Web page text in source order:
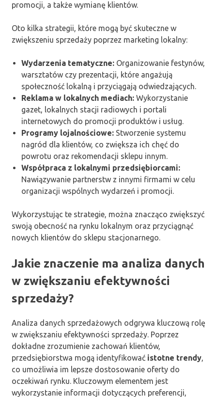
promocji, a także wymianę klientów.
Oto kilka strategii, które mogą być skuteczne w
zwiększeniu sprzedaży poprzez marketing lokalny:
Wydarzenia tematyczne: Organizowanie festynów,
warsztatów czy prezentacji, które angażują
społeczność lokalną i przyciągają odwiedzających.
Reklama w lokalnych mediach: Wykorzystanie
gazet, lokalnych stacji radiowych i portali
internetowych do promocji produktów i usług.
Programy lojalnościowe: Stworzenie systemu
nagród dla klientów, co zwiększa ich chęć do
powrotu oraz rekomendacji sklepu innym.
Współpraca z lokalnymi przedsiębiorcami:
Nawiązywanie partnerstw z innymi firmami w celu
organizacji wspólnych wydarzeń i promocji.
Wykorzystując te strategie, można znacząco zwiększyć
swoją obecność na rynku lokalnym oraz przyciągnąć
nowych klientów do sklepu stacjonarnego.
Jakie znaczenie ma analiza danych
w zwiększaniu efektywności
sprzedaży?
Analiza danych sprzedażowych odgrywa kluczową rolę
w zwiększaniu efektywności sprzedaży. Poprzez
dokładne zrozumienie zachowań klientów,
przedsiębiorstwa mogą identyfikować istotne trendy,
co umożliwia im lepsze dostosowanie oferty do
oczekiwań rynku. Kluczowym elementem jest
wykorzystanie informacji dotyczących preferencji,